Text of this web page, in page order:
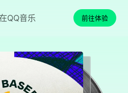
QQ音乐 前往体验